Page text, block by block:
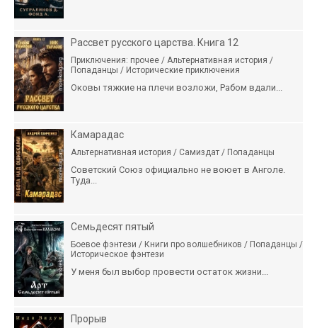
Рассвет русского царства. Книга 12
Приключения: прочее / Альтернативная история /
Попаданцы / Исторические приключения
Оковы тяжкие на плечи возложи, Рабом вдали...
Камарадас
Альтернативная история / Самиздат / Попаданцы
Советский Союз официально не воюет в Анголе.
Туда...
Семьдесят пятый
Боевое фэнтези / Книги про волшебников / Попаданцы /
Историческое фэнтези
У меня был выбор провести остаток жизни...
Прорыв